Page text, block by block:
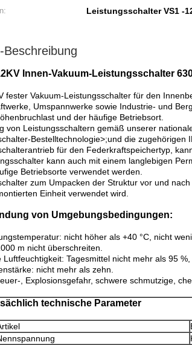
Leistungsschalter VS1 -
Beschreibung
Innen-Vakuum-Leistungsschalter
fester Vakuum-Leistungsschalter für den
Umspannwerke sowie Industrie- und
und der häufige Betriebsort.
von Leistungsschaltern gemäß unserer
Bestelltechnologie>;und die zugehörigen
für den Federkraftspeichertyp,
kann auch mit einem langlebigen
Betriebsorte verwendet werden.
zum Umpacken der Struktur vor und
Einheit verwendet wird.
von Umgebungsbedingungen:
nicht höher als +40 °C, nicht
m nicht überschreiten.
Luftfeuchtigkeit: Tagesmittel nicht mehr als 95
nicht mehr als zehn.
, Explosionsgefahr, schwere schmutzige,
technische Parameter